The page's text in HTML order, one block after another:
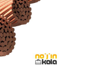
پک ریسه نواری RGB